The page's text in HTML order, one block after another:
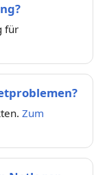
für
Zum